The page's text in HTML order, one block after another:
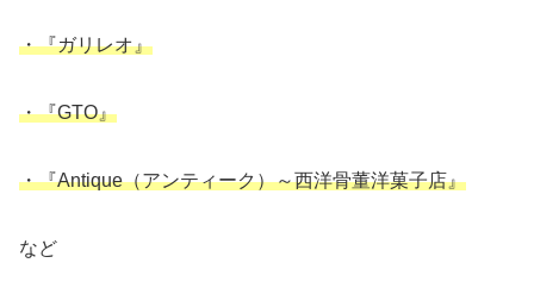
・『ガリレオ』
・『GTO』
・『Antique（アンティーク）～西洋骨董洋菓子店』
など